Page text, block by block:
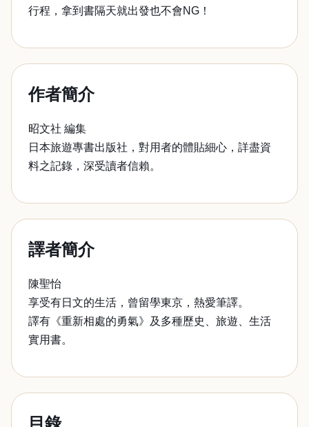
行程，拿到書隔天就出發也不會NG！
作者簡介
昭文社 編集
日本旅遊專書出版社，對用者的體貼細心，詳盡資
料之記錄，深受讀者信賴。
譯者簡介
陳聖怡
享受有日文的生活，曾留學東京，熱愛筆譯。
譯有《重新相處的勇氣》及多種歷史、旅遊、生活
實用書。
目錄